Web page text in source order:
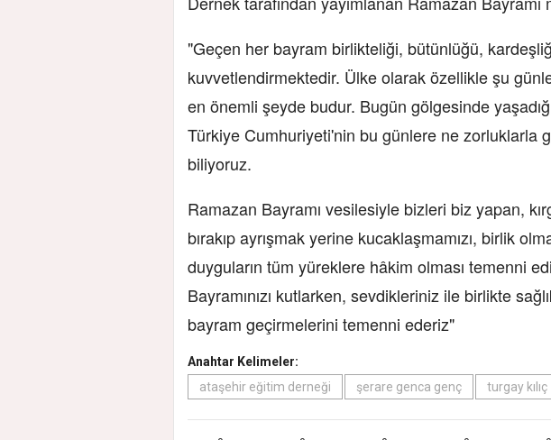
"Geçen her bayram birlikteliği, bütünlüğü,
kuvvetlendirmektedir. Ülke olarak özellikle şu
en önemli şeyde budur. Bugün gölgesinde
Türkiye Cumhuriyeti'nin bu günlere ne zorluklarla
biliyoruz.
Ramazan Bayramı vesilesiyle bizleri biz yapan,
bırakıp ayrışmak yerine kucaklaşmamızı, birlik
duyguların tüm yüreklere hâkim olması temenni
Bayramınızı kutlarken, sevdikleriniz ile birlikte
bayram geçirmelerini temenni ederiz"
Anahtar Kelimeler:
ataşehir eğitim derneği
şerare genca genç turgay kılıç